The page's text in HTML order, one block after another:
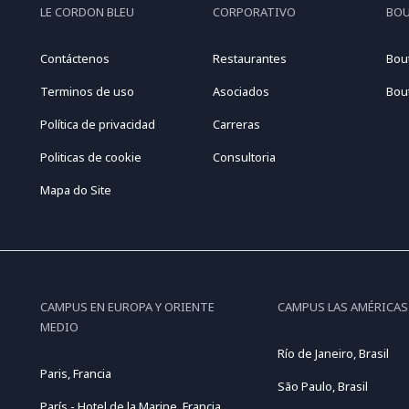
LE CORDON BLEU
Contáctenos
Terminos de uso
Política de privacidad
Politicas de cookie
Mapa do Site
CORPORATIVO
Restaurantes
Asociados
Carreras
Consultoria
CAMPUS EN EUROPA Y ORIENTE
MEDIO
Paris, Francia
CAMPUS LAS AMÉRICAS
Río de Janeiro, Brasil
São Paulo, Brasil